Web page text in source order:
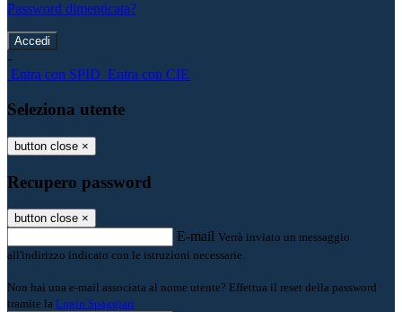
Password dimenticata?
-
Entra con SPID Entra con CIE
Seleziona utente
button close ×
Recupero password
button close ×
E-mail Verrà inviato un messaggio
all'indirizzo indicato con le istruzioni necessarie.
Non hai una e-mail associata al nome utente? Effettua il reset della password
tramite la Login Spaggiari